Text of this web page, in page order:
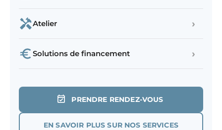
Atelier ›
Solutions de financement ›
PRENDRE RENDEZ-VOUS
EN SAVOIR PLUS SUR NOS SERVICES